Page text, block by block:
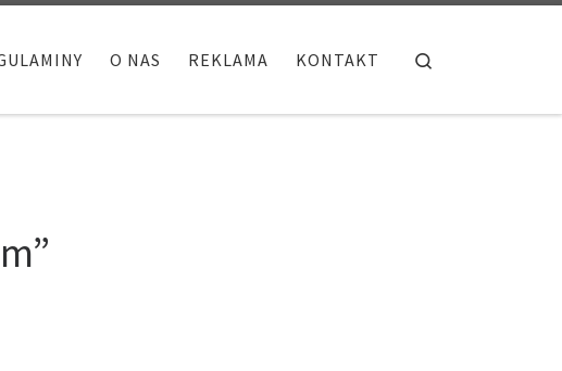
O NAS REKLAMA KONTAKT